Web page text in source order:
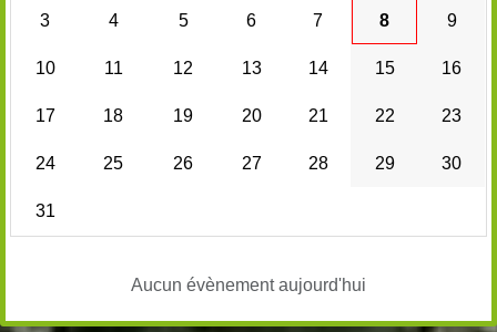
3 4 5 6 7 8 9
10 11 12 13 14 15 16
17 18 19 20 21 22 23
24 25 26 27 28 29 30
31
Aucun évènement aujourd'hui